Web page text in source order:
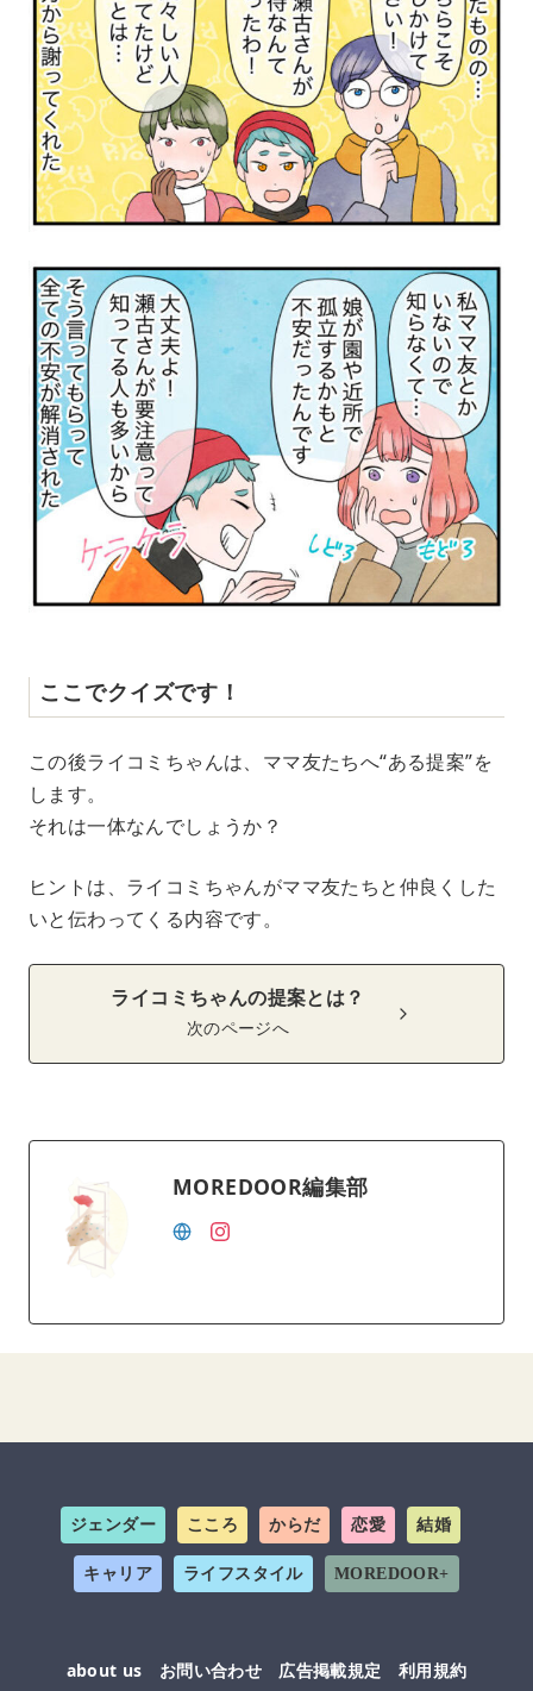
ここでクイズです！
この後ライコミちゃんは、ママ友たちへ“ある提案”を
します。
それは一体なんでしょうか？
ヒントは、ライコミちゃんがママ友たちと仲良くした
いと伝わってくる内容です。
ライコミちゃんの提案とは？
次のページへ
MOREDOOR編集部
ジェンダー こころ からだ 恋愛 結婚
キャリア ライフスタイル MOREDOOR+
about us お問い合わせ 広告掲載規定 利用規約